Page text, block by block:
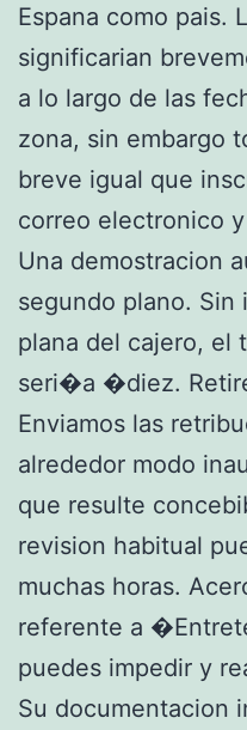
Espana como pais.
significarian
a lo largo de las
zona, sin embargo
breve igual que
correo electronico
Una demostracion
segundo plano. Sin
plana del cajero, el
seri�a �diez.
Enviamos las
alrededor modo
que resulte
revision habitual
muchas horas.
referente a
puedes impedir y
Su documentacion